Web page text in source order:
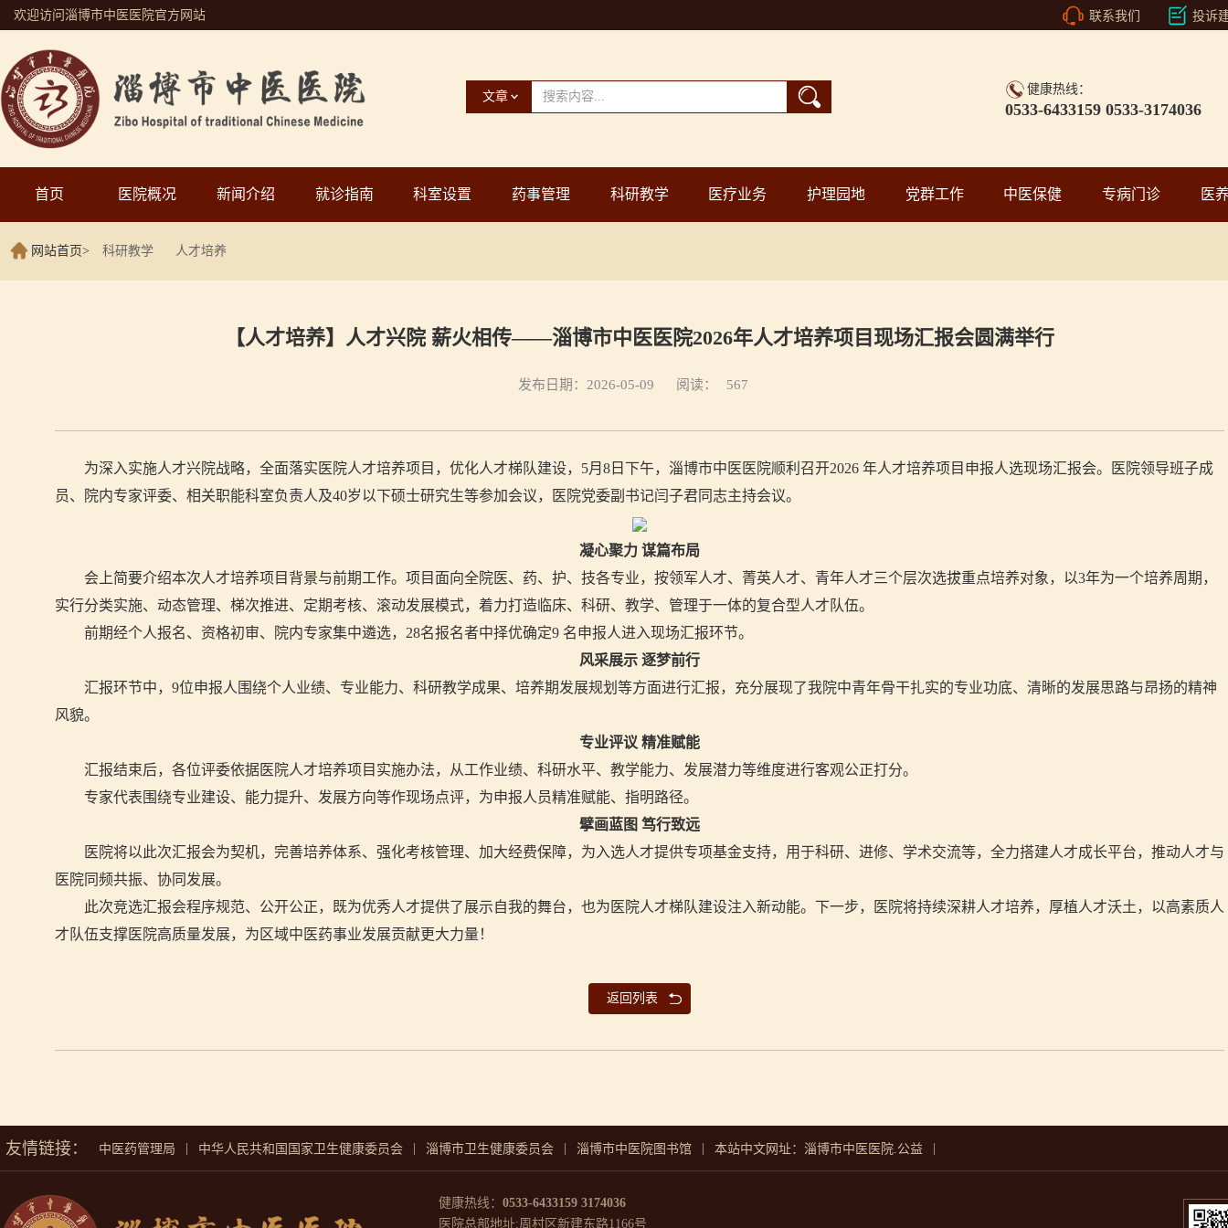
欢迎访问淄博市中医医院官方网站 联系我们 投诉
文章
健康热线：
0533-6433159 0533-3174036
首页 医院概况 新闻介绍 就诊指南 科室设置 药事管理 科研教学 医疗业务 护理园地 党群工作 中医保健 专病门诊 医
网站首页> 科研教学 人才培养
【人才培养】人才兴院 薪火相传——淄博市中医医院2026年人才培养项目现场汇报会圆满举行
发布日期：2026-05-09 阅读： 567
为深入实施人才兴院战略，全面落实医院人才培养项目，优化人才梯队建设， 5月 8 日下午，淄博市中医医院顺利召开2026 年人才培养项目申报人选现场汇报会。医院领导班子成
员、院内专家评委、相关职能科室负责人及40岁以下硕士研究生等参加会议，医院党委副书记闫子君同志主持会议。
凝心聚力 谋篇布局
会上简要介绍本次人才培养项目背景与前期工作。项目面向全院医、药、护、技各专业，按领军人才、菁英人才、青年人才三个层次选拔重点培养对象，以3年为一个培养周期，
实行分类实施、动态管理、梯次推进、定期考核、滚动发展模式，着力打造临床、科研、教学、管理于一体的复合型人才队伍。
前期经个人报名、资格初审、院内专家集中遴选， 28名报名者中择优确定9 名申报人进入现场汇报环节。
风采展示 逐梦前行
汇报环节中， 9位申报人围绕个人业绩、专业能力、科研教学成果、培养期发展规划等方面进行汇报，充分展现了我院中青年骨干扎实的专业功底、清晰的发展思路与昂扬的精神
风貌。
专业评议 精准赋能
汇报结束后，各位评委依据医院人才培养项目实施办法，从工作业绩、科研水平、教学能力、发展潜力等维度进行客观公正打分。
专家代表围绕专业建设、能力提升、发展方向等作现场点评，为申报人员精准赋能、指明路径。
擘画蓝图 笃行致远
医院将以此次汇报会为契机，完善培养体系、强化考核管理、加大经费保障，为入选人才提供专项基金支持，用于科研、进修、学术交流等，全力搭建人才成长平台，推动人才与
医院同频共振、协同发展。
此次竞选汇报会程序规范、公开公正，既为优秀人才提供了展示自我的舞台，也为医院人才梯队建设注入新动能。下一步，医院将持续深耕人才培养，厚植人才沃土，以高素质人
才队伍支撑医院高质量发展，为区域中医药事业发展贡献更大力量！
返回列表
友情链接： 中医药管理局 中华人民共和国国家卫生健康委员会 淄博市卫生健康委员会 淄博市中医院图书馆 本站中文网址：淄博市中医医院.公益
健康热线： 0533-6433159 3174036
医院总部地址:周村区新建东路1166号